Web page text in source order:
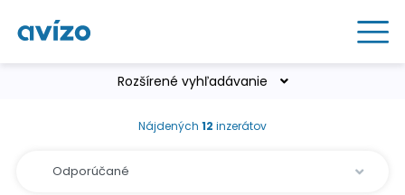
Rozšírené vyhľadávanie
Nájdených 12 inzerátov